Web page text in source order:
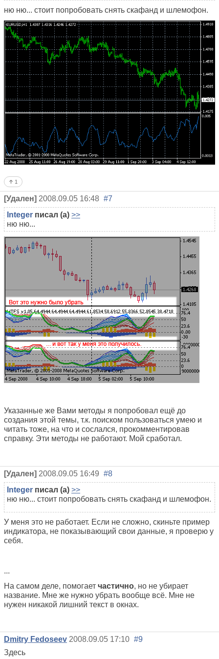
ню ню... стоит попробовать снять скафанд и шлемофон.
1
[Удален] 2008.09.05 16:48 #7
Integer писал (а) >>
ню ню...
Указанные же Вами методы я попробовал ещё до
создания этой темы, т.к. поиском пользоваться умею и
читать тоже, на что и сослался, прокомментировав
справку. Эти методы не работают. Мой сработал.
[Удален] 2008.09.05 16:49 #8
Integer писал (а) >>
ню ню... стоит попробовать снять скафанд и шлемофон.
У меня это не работает. Если не сложно, скиньте пример
индикатора, не показывающий свои данные, я проверю у
себя.
...
На самом деле, помогает частично, но не убирает
название. Мне же нужно убрать вообще всё. Мне не
нужен никакой лишний текст в окнах.
Dmitry Fedoseev 2008.09.05 17:10 #9
Здесь